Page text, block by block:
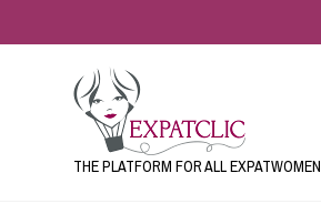
THE PLATFORM FOR ALL EXPATWOMEN